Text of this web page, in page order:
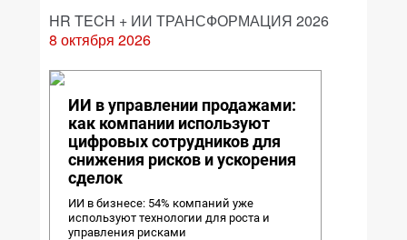
HR TECH + ИИ ТРАНСФОРМАЦИЯ 2026
8 октября 2026
ИИ в управлении продажами:
как компании используют
цифровых сотрудников для
снижения рисков и ускорения
сделок
ИИ в бизнесе: 54% компаний уже
используют технологии для роста и
управления рисками